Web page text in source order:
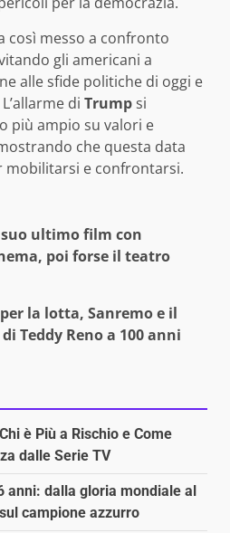
così messo a confronto
gli americani a
alle sfide politiche di oggi e
di Trumpsi
più ampio su valori e
che questa data
mobilitarsi e confrontarsi.
ultimo film con
poi forse il teatro
la lotta, Sanremo e il
Teddy Reno a 100 anni
è Più a Rischio e Come
dalle Serie TV
anni: dalla gloria mondiale al
campione azzurro